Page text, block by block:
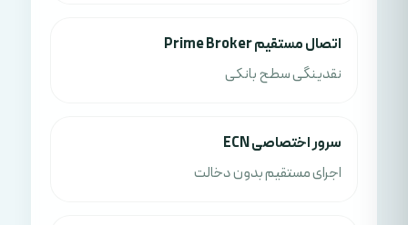
اتصال مستقیم Prime Broker
نقدینگی سطح بانکی
سرور اختصاصی ECN
اجرای مستقیم بدون دخالت